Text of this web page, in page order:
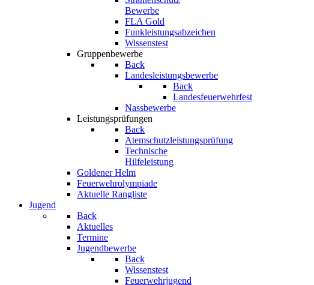
Bewerbe
FLA Gold
Funkleistungsabzeichen
Wissenstest
Gruppenbewerbe
Back
Landesleistungsbewerbe
Back
Landesfeuerwehrfest
Nassbewerbe
Leistungsprüfungen
Back
Atemschutzleistungsprüfung
Technische
Hilfeleistung
Goldener Helm
Feuerwehrolympiade
Aktuelle Rangliste
Jugend
Back
Aktuelles
Termine
Jugendbewerbe
Back
Wissenstest
Feuerwehrjugend